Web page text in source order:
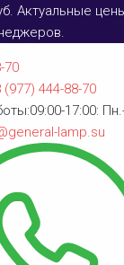
Актуальные
70
(977) 444-88-70
09:00-17:00:
lamp.su